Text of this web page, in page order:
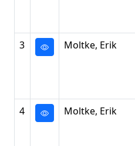
3 Moltke, Erik
4 Moltke, Erik